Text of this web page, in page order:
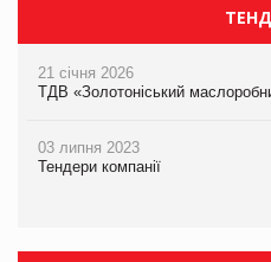
21 січня 2026
ТДВ «Золотоніський
03 липня 2023
Тендери компанії